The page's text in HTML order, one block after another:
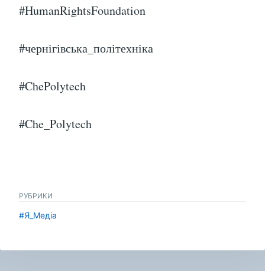
#HumanRightsFoundation
#чернігівська_політехніка
#ChePolytech
#Che_Polytech
РУБРИКИ
#Я_Медіа